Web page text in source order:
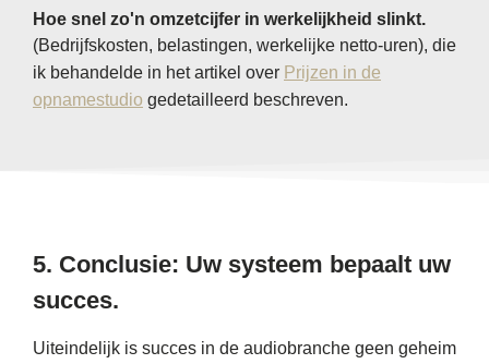
Hoe snel zo'n omzetcijfer in werkelijkheid slinkt.
(Bedrijfskosten, belastingen, werkelijke netto-uren), die
ik behandelde in het artikel over Prijzen in de
opnamestudio gedetailleerd beschreven.
5. Conclusie: Uw systeem bepaalt uw
succes.
Uiteindelijk is succes in de audiobranche geen geheim